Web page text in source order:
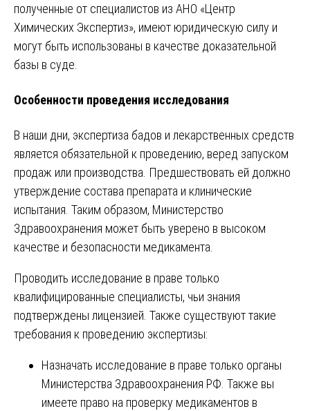
полученные от специалистов из АНО «Центр
Химических Экспертиз», имеют юридическую силу и
могут быть использованы в качестве доказательной
базы в суде.
Особенности проведения исследования
В наши дни, экспертиза бадов и лекарственных средств
является обязательной к проведению, веред запуском
продаж или производства. Предшествовать ей должно
утверждение состава препарата и клинические
испытания. Таким образом, Министерство
Здравоохранения может быть уверено в высоком
качестве и безопасности медикамента.
Проводить исследование в праве только
квалифицированные специалисты, чьи знания
подтверждены лицензией. Также существуют такие
требования к проведению экспертизы:
Назначать исследование в праве только органы
Министерства Здравоохранения РФ. Также вы
имеете право на проверку медикаментов в